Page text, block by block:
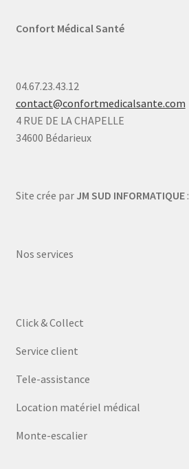
Confort Médical Santé
04.67.23.43.12
contact@confortmedicalsante.com
4 RUE DE LA CHAPELLE
34600 Bédarieux
Site crée par JM SUD INFORMATIQUE:
Nos services
Click & Collect
Service client
Tele-assistance
Location matériel médical
Monte-escalier